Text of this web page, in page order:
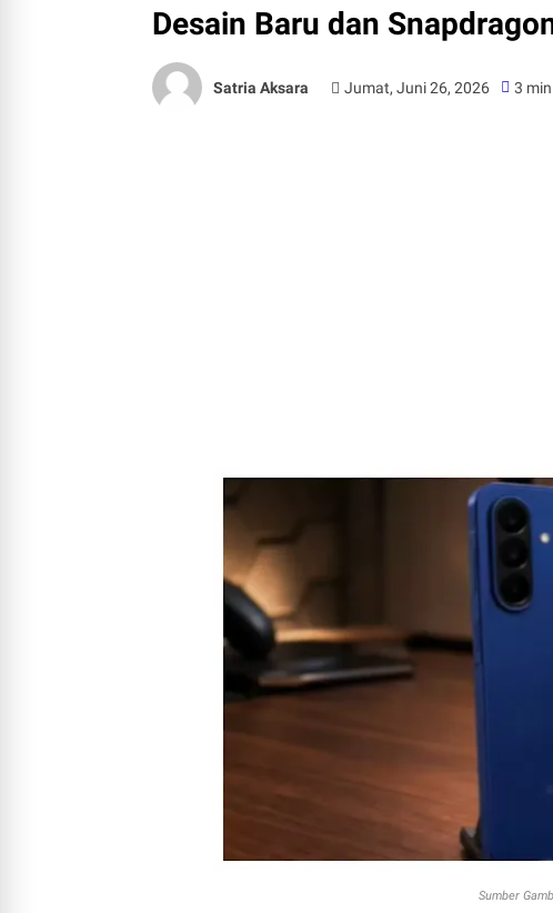
Desain Baru dan
Satria Aksara Jumat, Juni 26, 2026 3
Sumber